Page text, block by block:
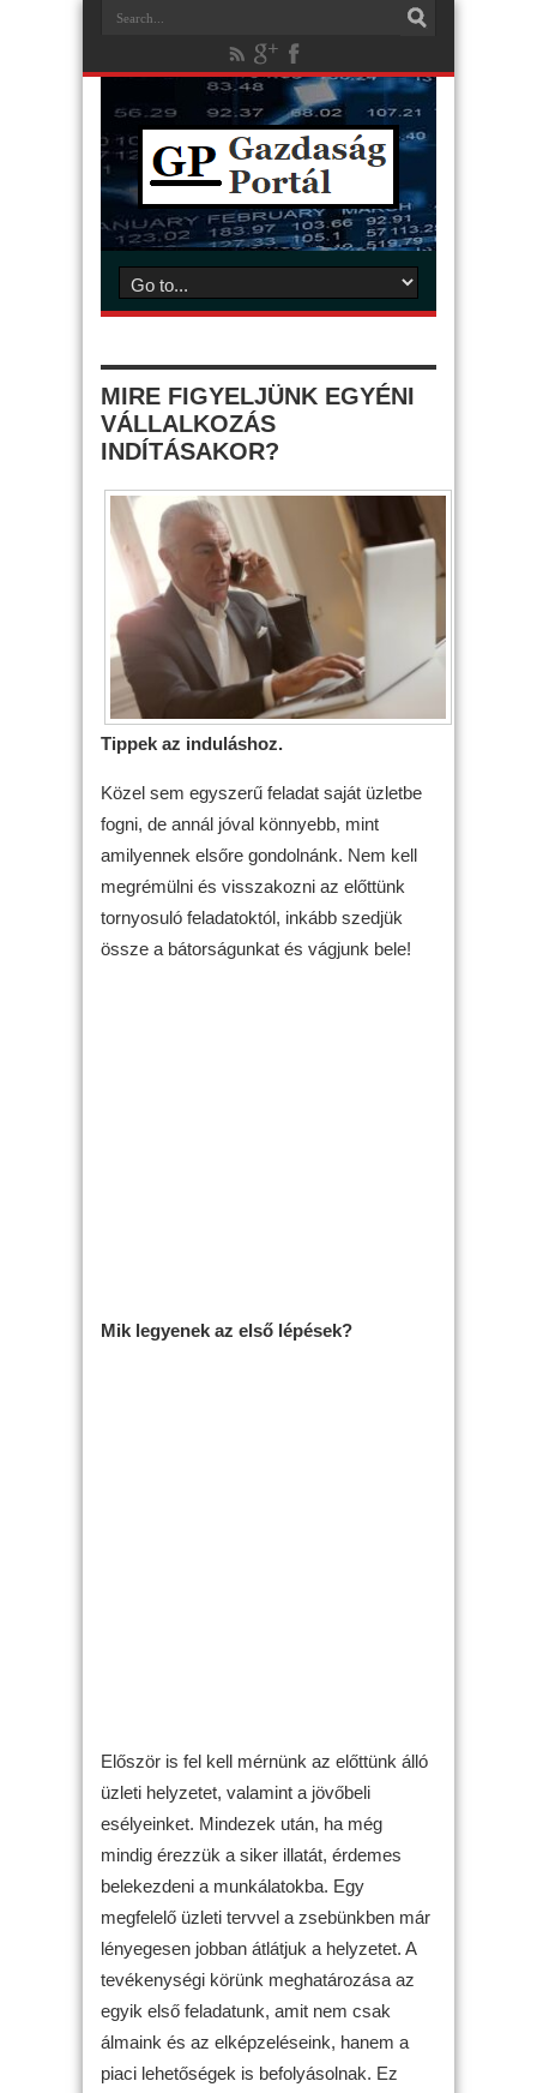
MIRE FIGYELJÜNK EGYÉNI
VÁLLALKOZÁS
INDÍTÁSAKOR?
Tippek az induláshoz.
Közel sem egyszerű feladat saját üzletbe
fogni, de annál jóval könnyebb, mint
amilyennek elsőre gondolnánk. Nem kell
megrémülni és visszakozni az előttünk
tornyosuló feladatoktól, inkább szedjük
össze a bátorságunkat és vágjunk bele!
Mik legyenek az első lépések?
Először is fel kell mérnünk az előttünk álló
üzleti helyzetet, valamint a jövőbeli
esélyeinket. Mindezek után, ha még
mindig érezzük a siker illatát, érdemes
belekezdeni a munkálatokba. Egy
megfelelő üzleti tervvel a zsebünkben már
lényegesen jobban átlátjuk a helyzetet. A
tevékenységi körünk meghatározása az
egyik első feladatunk, amit nem csak
álmaink és az elképzeléseink, hanem a
piaci lehetőségek is befolyásolnak. Ez